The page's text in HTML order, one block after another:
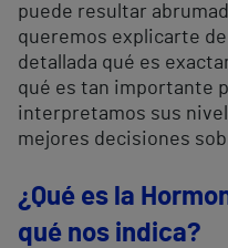
puede resultar
queremos explicarte
detallada qué es
qué es tan importante
interpretamos sus
mejores decisiones
¿Qué es la
qué nos indica?